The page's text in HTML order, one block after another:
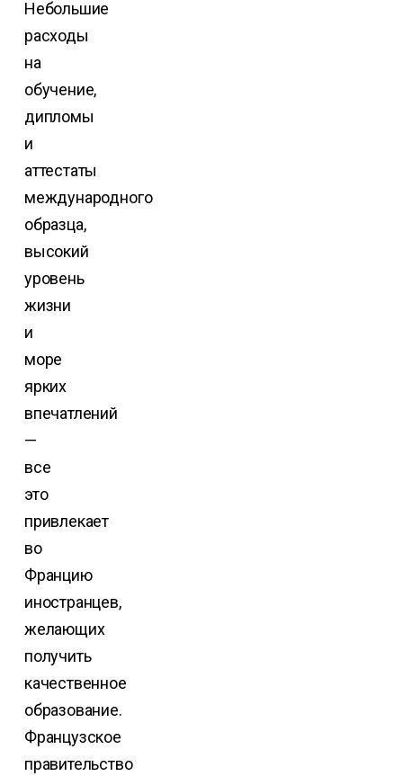
Небольшие
расходы
на
обучение,
дипломы
и
аттестаты
международного
образца,
высокий
уровень
жизни
и
море
ярких
впечатлений
—
все
это
привлекает
во
Францию
иностранцев,
желающих
получить
качественное
образование.
Французское
правительство